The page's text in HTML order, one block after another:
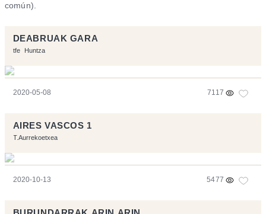
común).
DEABRUAK GARA
tfe Huntza
2020-05-08 7117
AIRES VASCOS 1
T.Aurrekoetxea
2020-10-13 5477